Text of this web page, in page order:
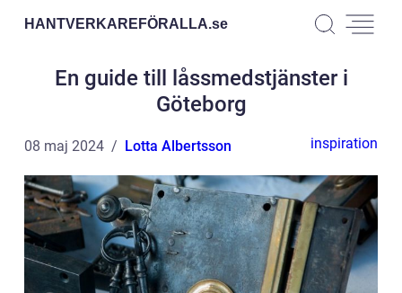
HANTVERKAREFÖRALLA.se
En guide till låssmedstjänster i
Göteborg
08 maj 2024 Lotta Albertsson inspiration